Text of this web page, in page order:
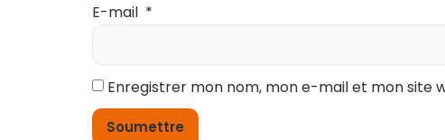
E-mail *
Enregistrer mon nom, mon e-mail et mon site